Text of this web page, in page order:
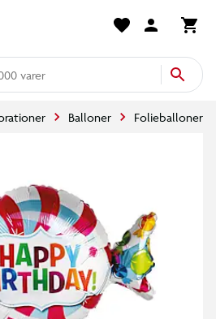
varer
Balloner Folieballoner